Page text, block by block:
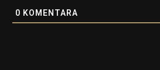
0 KOMENTARA